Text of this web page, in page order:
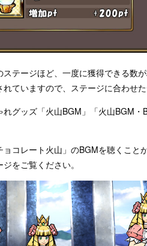
ステージほど、一度に獲得できる数
ていますので、ステージに合わせた
グッズ「火山BGM」「火山BGM
コレート火山」のBGMを聴くこと
をご覧ください。